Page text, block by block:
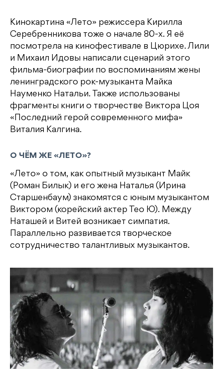
Кинокартина «Лето» режиссера Кирилла
Серебренникова тоже о начале 80-х. Я её
посмотрела на кинофестивале в Цюрихе. Лили
и Михаил Идовы написали сценарий этого
фильма-биографии по воспоминаниям жены
ленинградского рок-музыканта Майка
Науменко Натальи. Также использованы
фрагменты книги о творчестве Виктора Цоя
«Последний герой современного мифа»
Виталия Калгина.
О ЧЁМ ЖЕ «ЛЕТО»?
«Лето» о том, как опытный музыкант Майк
(Роман Билык) и его жена Наталья (Ирина
Старшенбаум) знакомятся с юным музыкантом
Виктором (корейский актер Тео Ю). Между
Наташей и Витей возникает симпатия.
Параллельно развивается творческое
сотрудничество талантливых музыкантов.